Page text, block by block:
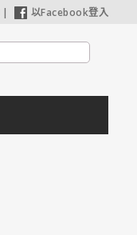
| 以Facebook登入